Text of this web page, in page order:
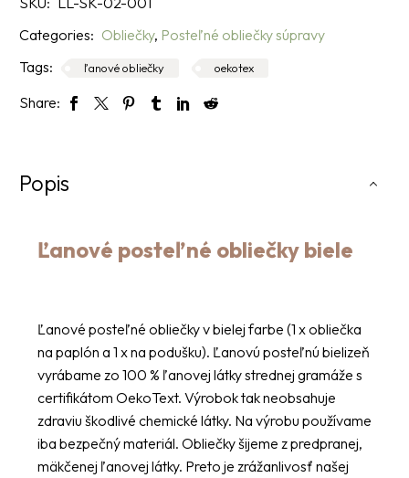
Categories: Obliečky, Posteľné obliečky súpravy
Tags:
ľanové obliečky oekotex
Share:
Popis
Ľanové posteľné obliečky biele
Ľanové posteľné obliečky v bielej farbe (1 x obliečka
na paplón a 1 x na podušku). Ľanovú posteľnú bielizeň
vyrábame zo 100 % ľanovej látky strednej gramáže s
certifikátom OekoText. Výrobok tak neobsahuje
zdraviu škodlivé chemické látky. Na výrobu používame
iba bezpečný materiál. Obliečky šijeme z predpranej,
mäkčenej ľanovej látky. Preto je zrážanlivosť našej